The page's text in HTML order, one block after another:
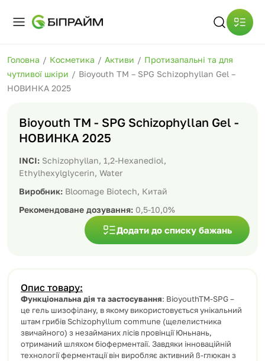
Головна / Косметика / Активи / Протизапальні та для
чутливої шкіри / Bioyouth TM – SPG Schizophyllan Gel –
НОВИНКА 2025
Bioyouth TM - SPG Schizophyllan Gel -
НОВИНКА 2025
INCI: Schizophyllan, 1,2-Hexanediol,
Ethylhexylglycerin, Water
Виробник: Bloomage Biotech, Китай
Рекомендоване дозування: 0,5-10,0%
Додати до списку бажань
Опис товару:
Функціональна дія та застосування: BioyouthTM-SPG –
це гель шизофілану, в якому використовується унікальний
штам грибів Schizophyllum commune (щелелистника
звичайного) з незайманих лісів провінції Юньнань,
отриманий шляхом біоферментаії. Завдяки інноваційній
технології ферментації він виробляє активний ß-глюкан з